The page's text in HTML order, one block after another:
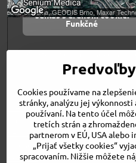
Povoliť a zapamätať -
súhlas s druhom cookie:
Funkčné
Otvoriť obsah v novom
Novinky
Niečo o nás
Naša ponuka
Veľkostné tabuľky
Obchodné podmienky
Kontakt
Cookies používame na
stránky, analýzu jej
používaní. Na tento účel
tretích strán a
partnerom v EÚ, USA alebo
„Prijať všetky cookies“
spracovaním. Nižšie môžete